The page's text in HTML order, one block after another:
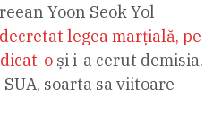
Yoon Seok Yol
legea marțială, pe
o și i-a cerut demisia.
soarta sa viitoare